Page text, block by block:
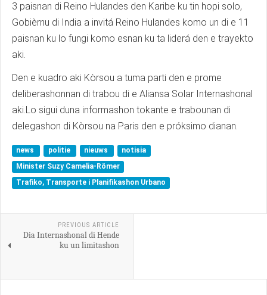
3 paisnan di Reino Hulandes den Karibe ku tin hopi solo,
Gobièrnu di India a invitá Reino Hulandes komo un di e 11
paisnan ku lo fungi komo esnan ku ta liderá den e trayekto
aki.
Den e kuadro aki Kòrsou a tuma parti den e prome
deliberashonnan di trabou di e Aliansa Solar Internashonal
aki.Lo sigui duna informashon tokante e trabounan di
delegashon di Kòrsou na Paris den e próksimo dianan.
news politie nieuws
notisia
Minister Suzy Camelia-Römer
Trafiko, Transporte i Planifikashon Urbano
PREVIOUS ARTICLE
Dia Internashonal di Hende
ku un limitashon